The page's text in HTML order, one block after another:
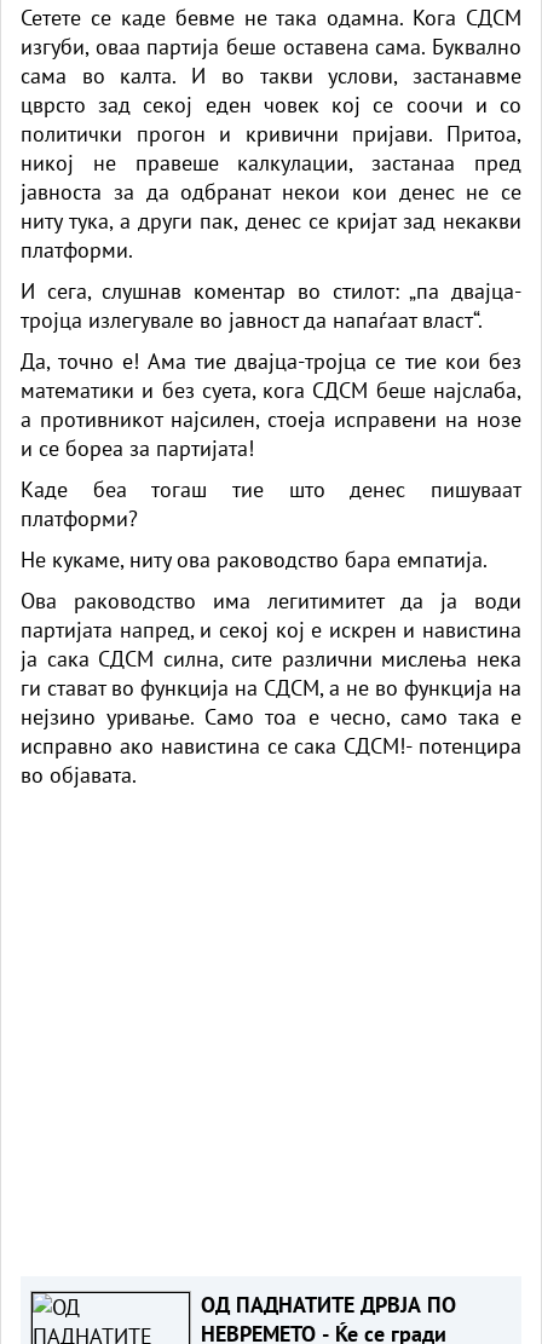
​Сетете се каде бевме не така одамна. Кога СДСМ
изгуби, оваа партија беше оставена сама. Буквално
сама во калта. И во такви услови, застанавме
цврсто зад секој еден човек кој се соочи и со
политички прогон и кривични пријави. Притоа,
никој не правеше калкулации, застанаа пред
јавноста за да одбранат некои кои денес не се
ниту тука, а други пак, денес се кријат зад некакви
платформи.
​И сега, слушнав коментар во стилот: „па двајца-
тројца излегувале во јавност да напаѓаат власт“.
Да, точно е! Ама тие двајца-тројца се тие кои без
математики и без суета, кога СДСМ беше најслаба,
а противникот најсилен, стоеја исправени на нозе
и се бореа за партијата!
Каде беа тогаш тие што денес пишуваат
платформи?
​Не кукаме, ниту ова раководство бара емпатија.
​Ова раководство има легитимитет да ја води
партијата напред, и секој кој е искрен и навистина
ја сака СДСМ силна, сите различни мислења нека
ги стават во функција на СДСМ, а не во функција на
нејзино уривање. Само тоа е чесно, само така е
исправно ако навистина се сака СДСМ!- потенцира
во објавата.
ОД ПАДНАТИТЕ ДРВЈА ПО
НЕВРЕМЕТО - Ќе се гради